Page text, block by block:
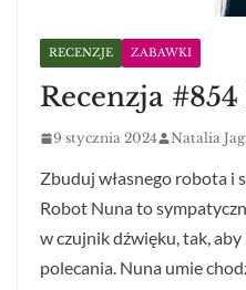
RECENZJE ZABAWKI
Recenzja
9 stycznia 2024 Natalia
Zbuduj własnego robota i
Robot Nuna to
w czujnik dźwięku, tak, aby
polecania. Nuna umie